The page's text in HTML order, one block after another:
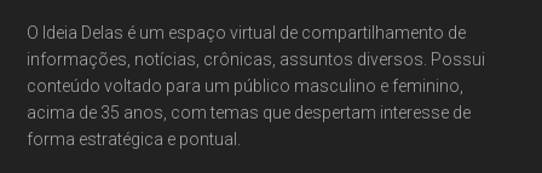
O Ideia Delas é um espaço virtual de compartilhamento de
informações, notícias, crônicas, assuntos diversos. Possui
conteúdo voltado para um público masculino e feminino,
acima de 35 anos, com temas que despertam interesse de
forma estratégica e pontual.